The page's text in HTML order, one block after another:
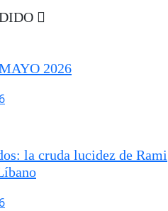
2026
la cruda lucidez de Rami